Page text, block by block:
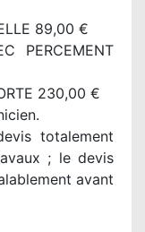
89,00 €
PERCEMENT
230,00 €
totalement
; le devis
avant